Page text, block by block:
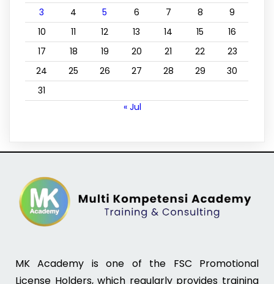
3
4 5 6 7 8
9
10
11 12 13 14 15
16
17
18 19 20 21 22
23
24
25 26 27 28 29
30
31
« Jul
MK Academy is one of the FSC Promotional
License Holders, which regularly provides training